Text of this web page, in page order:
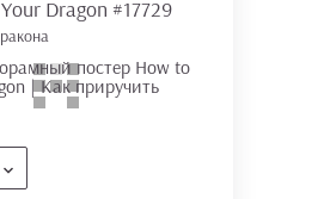
Dragon #17729